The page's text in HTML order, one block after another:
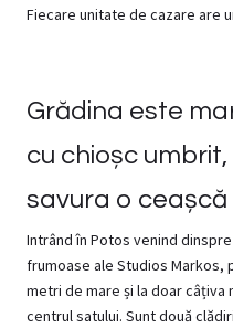
Fiecare unitate de cazare are
Grădina este
cu chioșc
savura o
Intrând în Potos venind
frumoase ale Studios Markos,
metri de mare și la doar
centrul satului. Sunt două